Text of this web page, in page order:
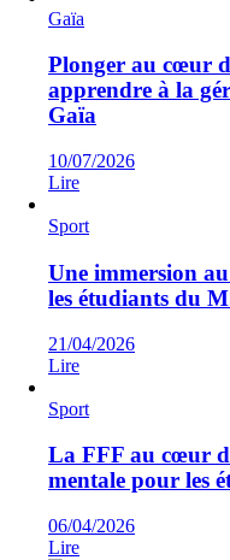
Gaïa
Plonger au cœur
apprendre à la
Gaïa
10/07/2026
Lire
Sport
Une immersion
les étudiants du
21/04/2026
Lire
Sport
La FFF au cœur
mentale pour les
06/04/2026
Lire